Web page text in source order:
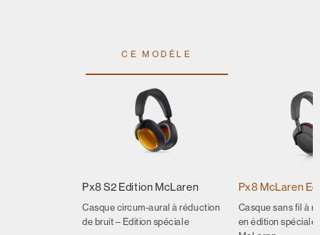
CE MODÈLE
Px8 S2 Edition McLaren
Casque circum-aural à réduction
de bruit – Edition spéciale
Px8 McLaren
Casque sans fil à
en édition spéciale